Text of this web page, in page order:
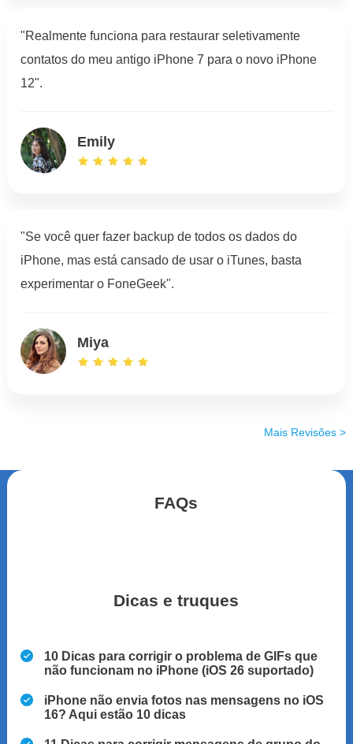
"Realmente funciona para restaurar seletivamente
contatos do meu antigo iPhone 7 para o novo iPhone
12".
Emily
"Se você quer fazer backup de todos os dados do
iPhone, mas está cansado de usar o iTunes, basta
experimentar o FoneGeek".
Miya
Mais Revisões >
FAQs
Dicas e truques
10 Dicas para corrigir o problema de GIFs que
não funcionam no iPhone (iOS 26 suportado)
iPhone não envia fotos nas mensagens no iOS
16? Aqui estão 10 dicas